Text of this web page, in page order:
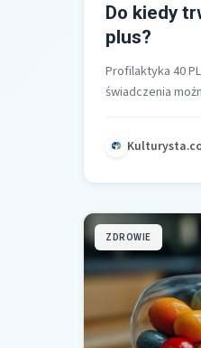
Do kiedy
plus?
Profilaktyka 40
świadczenia
ZDROWIE